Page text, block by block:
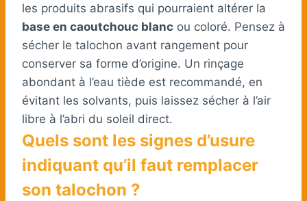
les produits abrasifs qui pourraient altérer la
base en caoutchouc blanc ou coloré. Pensez à
sécher le talochon avant rangement pour
conserver sa forme d’origine. Un rinçage
abondant à l’eau tiède est recommandé, en
évitant les solvants, puis laissez sécher à l’air
libre à l’abri du soleil direct.
Quels sont les signes d’usure
indiquant qu’il faut remplacer
son talochon ?